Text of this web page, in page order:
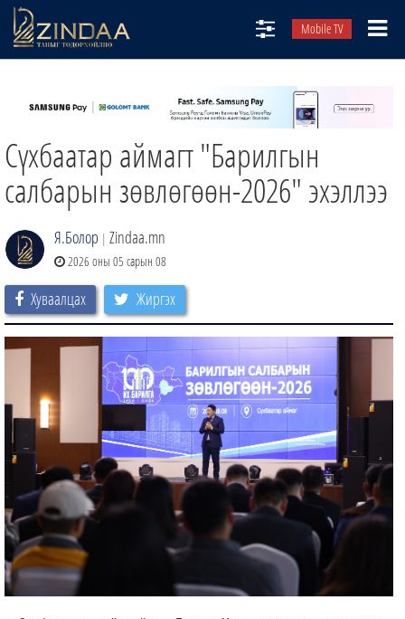
Mobile TV
ТВ8
ӨГЛӨӨНИЙ СОНИН
АУДИО ЗОХИОЛ
ЗИНДАА СЭТГҮҮЛ
Сүхбаатар аймагт "Барилгын
салбарын зөвлөгөөн-2026" эхэллээ
Я.Болор | Zindaa.mn
2026 оны 05 сарын 08
Хуваалцах Жиргэх